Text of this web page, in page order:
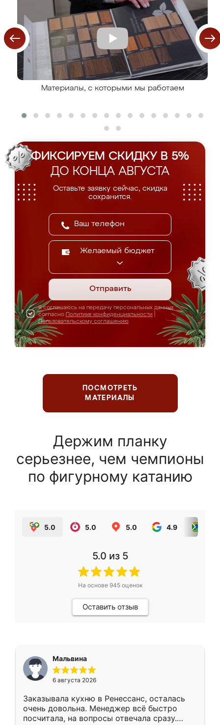
Материалы, с которыми мы работаем
ФИКСИРУЕМ СКИДКУ В 5%
ДО КОНЦА АВГУСТА
Оставьте заявку сейчас, скидка
сохранится.
Желаемый бюджет
Отправить
Я соглашаюсь на передачу персональных данных
согласно Политике конфиденциальности
Пользовательскому соглашению
ПОСМОТРЕТЬ
МАТЕРИАЛЫ
Держим планку
серьезнее, чем чемпионы
по фигурному катанию
5.0 5.0 5.0 4.9
5.0 из 5
На основе 945оценок
Оставить отзыв
Мальвина
6 августа 2026
Заказывала кухню в Ренессанс, осталась
очень довольна. Менеджер всё быстро
посчитала, на вопросы отвечала сразу.